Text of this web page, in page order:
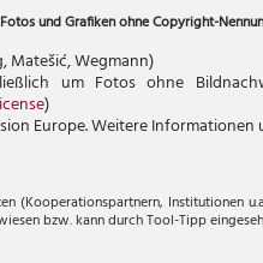
und Grafiken ohne Copyright-
Matešić, Wegmann)
um Fotos ohne
)
Europe. Weitere
(Kooperationspartnern, Institutionen
bzw. kann durch Tool-Tipp